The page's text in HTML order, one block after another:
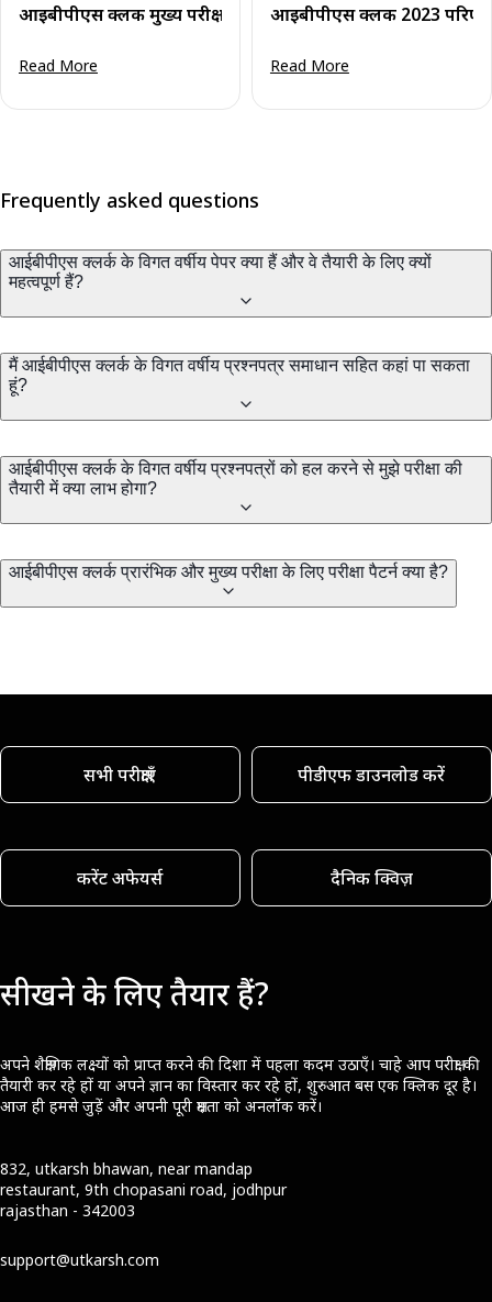
आईबीपीएस क्लर्क मुख्य परीक्षा परिणाम 2024 जारी: अंतिम परिणाम
Read More
आईबीपीएस क्लर्क 2023
Read More
Frequently asked questions
आईबीपीएस क्लर्क के विगत वर्षीय पेपर क्या हैं और वे तैयारी के लिए क्यों
महत्वपूर्ण हैं?
मैं आईबीपीएस क्लर्क के विगत वर्षीय प्रश्नपत्र समाधान सहित कहां पा सकता
हूं?
आईबीपीएस क्लर्क के विगत वर्षीय प्रश्नपत्रों को हल करने से मुझे परीक्षा की
तैयारी में क्या लाभ होगा?
आईबीपीएस क्लर्क प्रारंभिक और मुख्य परीक्षा के लिए परीक्षा पैटर्न क्या है?
सभी परीक्षाएँ पीडीएफ डाउनलोड करें
करेंट अफेयर्स दैनिक क्विज़
सीखने के लिए तैयार हैं?
अपने शैक्षणिक लक्ष्यों को प्राप्त करने की दिशा में पहला कदम उठाएँ। चाहे आप परीक्षा की
तैयारी कर रहे हों या अपने ज्ञान का विस्तार कर रहे हों, शुरुआत बस एक क्लिक दूर है।
आज ही हमसे जुड़ें और अपनी पूरी क्षमता को अनलॉक करें।
832, utkarsh bhawan, near mandap
restaurant, 9th chopasani road, jodhpur
rajasthan - 342003
support@utkarsh.com